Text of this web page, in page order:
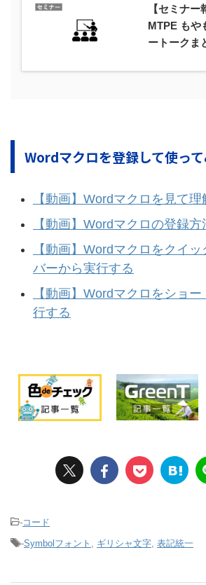
【セミナー
MTPE もや
ートークま
Wordマクロを登録して使って
【動画】Wordマクロを見て理
【動画】Wordマクロの登録
【動画】Wordマクロをクイ
バーから実行する
【動画】Wordマクロをショ
行する
-コード
-Symbolフォント ギリシャ文字 表記統一